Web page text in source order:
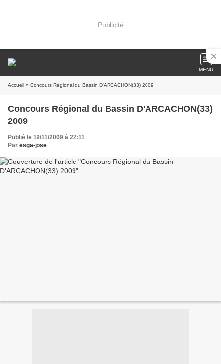
Publicité
MENU
Accueil » Concours Régional du Bassin D'ARCACHON(33) 2009
Concours Régional du Bassin D'ARCACHON(33)
2009
Publié le 19/11/2009 à 22:11
Par esga-jose